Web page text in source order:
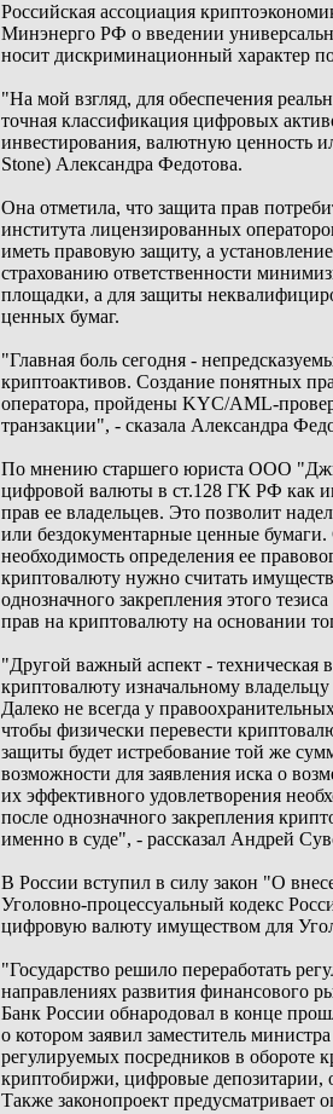
Российская ассоциация
Минэнерго РФ о введении
носит дискриминационный характер
"На мой взгляд, для обеспечения
точная классификация цифровых
инвестирования, валютную ценность
Stone) Александра Федотова.
Она отметила, что защита прав
института лицензированных
иметь правовую защиту, а
страхованию ответственности
площадки, а для защиты
ценных бумаг.
"Главная боль сегодня -
криптоактивов. Создание понятных
оператора, пройдены KYC/AML-
транзакции", - сказала Александра
По мнению старшего юриста ООО
цифровой валюты в ст.128 ГК РФ как
прав ее владельцев. Это позволит
или бездокументарные ценные
необходимость определения ее
криптовалюту нужно считать
однозначного закрепления этого
прав на криптовалюту на основании
"Другой важный аспект - техническая
криптовалюту изначальному
Далеко не всегда у
чтобы физически перевести
защиты будет истребование той же
возможности для заявления иска о
их эффективного удовлетворения
после однозначного закрепления
именно в суде", - рассказал Андрей
В России вступил в силу закон "О
Уголовно-процессуальный кодекс
цифровую валюту имуществом для
"Государство решило переработать
направлениях развития финансового
Банк России обнародовал в конце
о котором заявил заместитель
регулируемых посредников в обороте
криптобиржи, цифровые депозитарии,
Также законопроект предусматривает